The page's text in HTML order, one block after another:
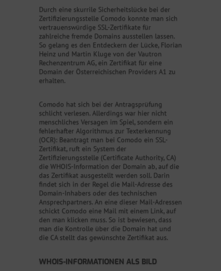
Durch eine skurrile Sicherheitslücke bei der
Zertifizierungsstelle Comodo konnte man sich
vertrauenswürdige SSL-Zertifikate für
zahlreiche fremde Domains ausstellen lassen.
So gelang es den Entdeckern der Lücke, Florian
Heinz und Martin Kluge von der Vautron
Rechenzentrum AG, ein Zertifikat für eine
Domain der Österreichischen Providers A1 zu
erhalten.
Comodo hat sich bei der Antragsprüfung
schlicht verlesen. Allerdings war hier nicht
menschliches Versagen im Spiel, sondern ein
fehlerhafter Algorithmus zur Texterkennung
(OCR): Beantragt man bei Comodo ein SSL-
Zertifikat, ruft ein System der
Zertifizierungsstelle (Certificate Authority, CA)
die WHOIS-Information der Domain ab, auf die
das Zertifikat ausgestellt werden soll. Darin
findet sich in der Regel die Mail-Adresse des
Domain-Inhabers oder des technischen
Ansprechpartners. An eine dieser Mail-Adressen
schickt Comodo eine Mail mit einem Link, auf
den man klicken muss. So ist bewiesen, dass
man die Kontrolle über die Domain hat und
die CA stellt das gewünschte Zertifikat aus.
WHOIS-INFORMATIONEN ALS BILD